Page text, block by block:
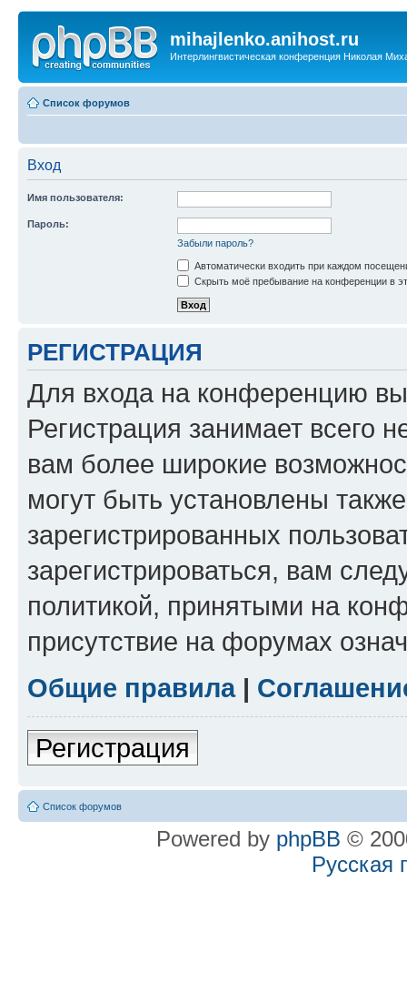
mihajlenko.anihost.ru
Интерлингвистическая конференция Николая
Список форумов
Вход
Имя пользователя:
Пароль:
Забыли пароль?
Автоматически входить при каждом
Скрыть моё пребывание на конференции в
РЕГИСТРАЦИЯ
Для входа на конференцию
Регистрация занимает всего
вам более широкие
могут быть установлены
зарегистрированных
зарегистрироваться, вам
политикой, принятыми на
присутствие на форумах
Общие правила|
Регистрация
Список форумов
Powered by phpBB ©
Русская